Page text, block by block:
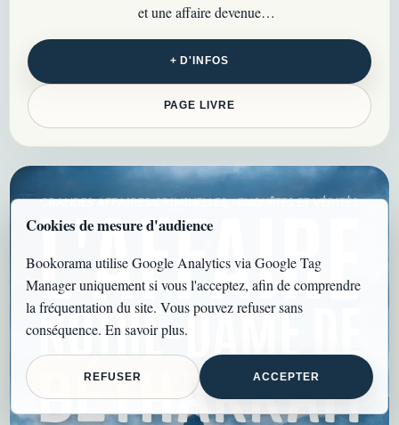
et une affaire devenue
controverses judiciaires
+ D'INFOS
PAGE LIVRE
Cookies de mesure d'audience
Bookorama utilise Google Analytics via Google Tag
Manager uniquement si vous l'acceptez, afin de comprendre
la fréquentation du site. Vous pouvez refuser sans
conséquence. En savoir plus.
REFUSER ACCEPTER